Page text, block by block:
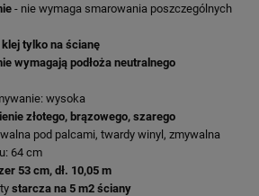
- nie wymaga smarowania poszczególnych
klej tylko na ścianę
wymagają podłoża neutralnego
wysoka
złotego, brązowego, szarego
pod palcami, twardy winyl, zmywalna
64 cm
53 cm, dł. 10,05 m
starcza na 5 m2 ściany